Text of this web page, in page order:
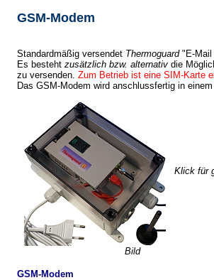
GSM-Modem
Standardmäßig versendet Thermoguard"E-Mail
Es besteht zusätzlich bzw. alternativ die
zu versenden. Zum Betrieb ist eine SIM-Karte
Das GSM-Modem wird anschlussfertig in
Klick für
Bild
GSM-Modem